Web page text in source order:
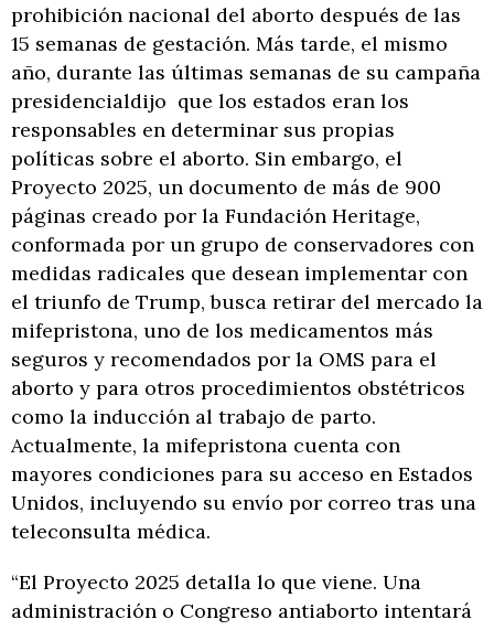
prohibición nacional del aborto después de las
15 semanas de gestación. Más tarde, el mismo
año, durante las últimas semanas de su campaña
presidencialdijo que los estados eran los
responsables en determinar sus propias
políticas sobre el aborto. Sin embargo, el
Proyecto 2025, un documento de más de 900
páginas creado por la Fundación Heritage,
conformada por un grupo de conservadores con
medidas radicales que desean implementar con
el triunfo de Trump, busca retirar del mercado la
mifepristona, uno de los medicamentos más
seguros y recomendados por la OMS para el
aborto y para otros procedimientos obstétricos
como la inducción al trabajo de parto.
Actualmente, la mifepristona cuenta con
mayores condiciones para su acceso en Estados
Unidos, incluyendo su envío por correo tras una
teleconsulta médica.
“El Proyecto 2025 detalla lo que viene. Una
administración o Congreso antiaborto intentará